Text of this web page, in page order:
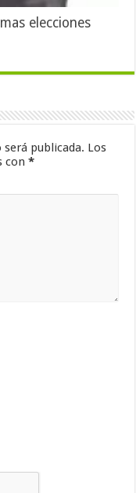
elecciones
publicada. Los
con*